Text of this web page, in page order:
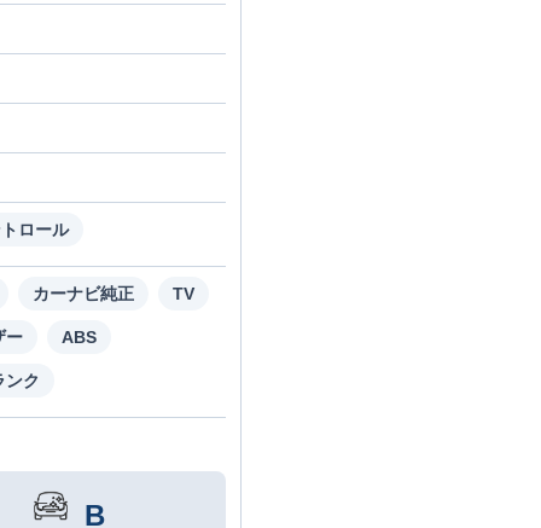
ロール
カーナビ純正 TV
ー ABS
ンク
B